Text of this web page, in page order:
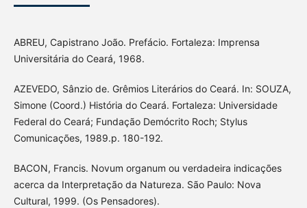
ABREU, Capistrano João. Prefácio. Fortaleza: Imprensa
Universitária do Ceará, 1968.
AZEVEDO, Sânzio de. Grêmios Literários do Ceará. In: SOUZA,
Simone (Coord.) História do Ceará. Fortaleza: Universidade
Federal do Ceará; Fundação Demócrito Roch; Stylus
Comunicações, 1989.p. 180-192.
BACON, Francis. Novum organum ou verdadeira indicações
acerca da Interpretação da Natureza. São Paulo: Nova
Cultural, 1999. (Os Pensadores).